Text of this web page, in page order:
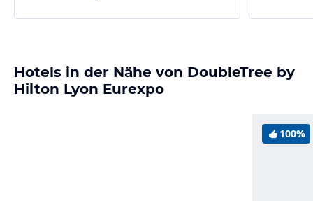
Hotels in der Nähe von DoubleTree by
Hilton Lyon Eurexpo
100%